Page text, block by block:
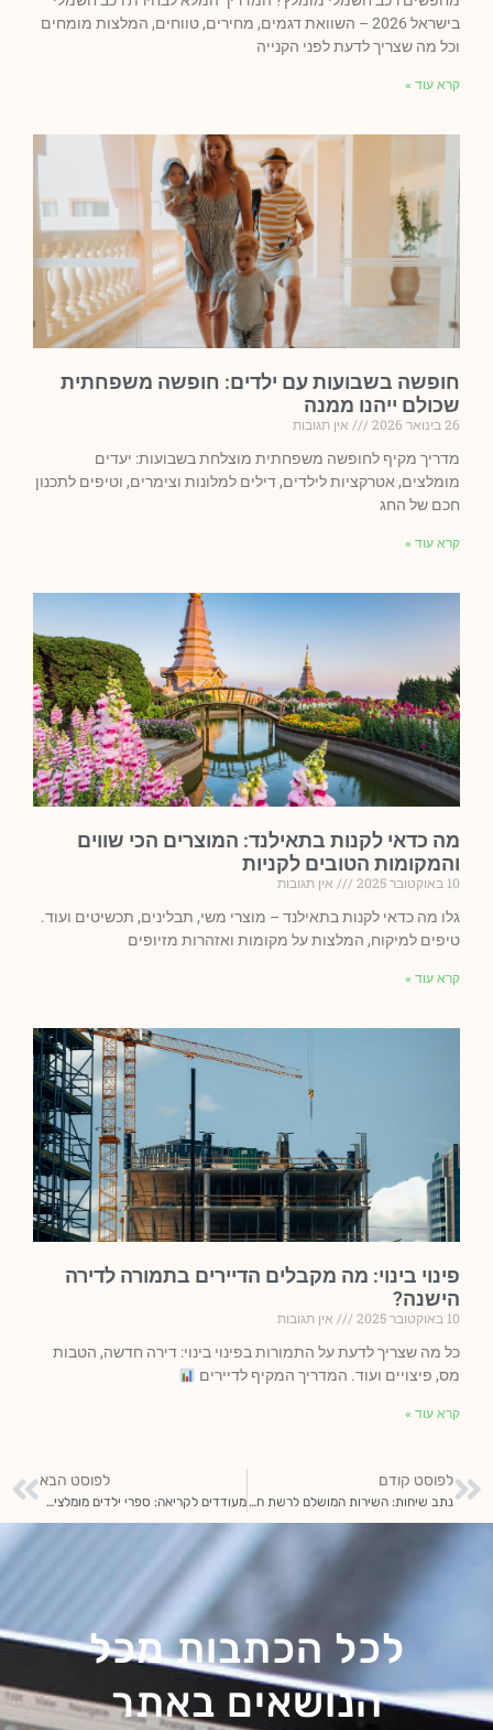
בישראל 2026 – השוואת דגמים, מחירים, טווחים, המלצות מומחים
וכל מה שצריך לדעת לפני הקנייה
קרא עוד »
חופשה בשבועות עם ילדים: חופשה משפחתית
שכולם ייהנו ממנה
26 בינואר 2026
אין תגובות
מדריך מקיף לחופשה משפחתית מוצלחת בשבועות: יעדים
מומלצים, אטרקציות לילדים, דילים למלונות וצימרים, וטיפים לתכנון
חכם של החג
קרא עוד »
מה כדאי לקנות בתאילנד: המוצרים הכי שווים
והמקומות הטובים לקניות
10 באוקטובר 2025
אין תגובות
גלו מה כדאי לקנות בתאילנד – מוצרי משי, תבלינים, תכשיטים ועוד.
טיפים למיקוח, המלצות על מקומות ואזהרות מזיופים
קרא עוד »
פינוי בינוי: מה מקבלים הדיירים בתמורה לדירה
הישנה?
10 באוקטובר 2025
אין תגובות
כל מה שצריך לדעת על התמורות בפינוי בינוי: דירה חדשה, הטבות
מס, פיצויים ועוד. המדריך המקיף לדיירים
קרא עוד »
לפוסט קודם
נתב שיחות: השירות המושלם לרשת חנויות ארצית
לפוסט הבא
מעודדים לקריאה: ספרי ילדים מומלצים הם המתנה המושלמת!
לכל הכתבות מכל
הנושאים באתר